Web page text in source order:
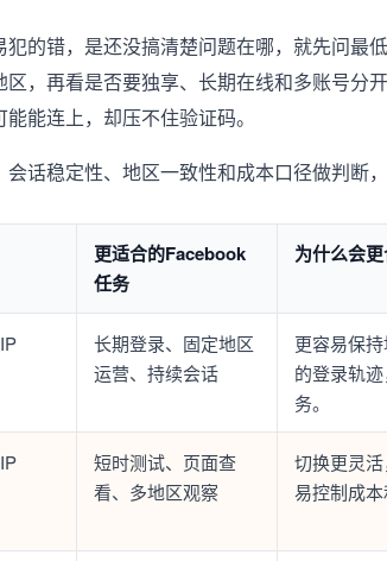
犯的错，是还没搞清楚问题在哪，就先问最
区，再看是否要独享、长期在线和多账号分
能连上，却压不住验证码。
话稳定性、地区一致性和成本口径做判断
更适合的Facebook
任务
为什么会
长期登录、固定地区
运营、持续会话
更容易保
的登录轨
务。
短时测试、页面查
看、多地区观察
切换更灵
易控制成本